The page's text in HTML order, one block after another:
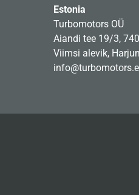
Estonia
Turbomotors OÜ
Aiandi tee 19/3,
Viimsi alevik,